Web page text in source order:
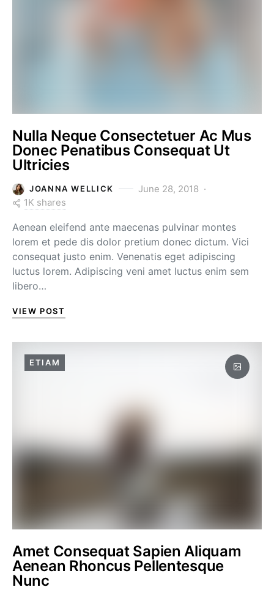
Nulla Neque Consectetuer Ac Mus
Donec Penatibus Consequat Ut
Ultricies
JOANNA WELLICK
June 28, 2018
1K shares
Aenean eleifend ante maecenas pulvinar montes
lorem et pede dis dolor pretium donec dictum. Vici
consequat justo enim. Venenatis eget adipiscing
luctus lorem. Adipiscing veni amet luctus enim sem
libero…
VIEW POST
ETIAM
Amet Consequat Sapien Aliquam
Aenean Rhoncus Pellentesque
Nunc